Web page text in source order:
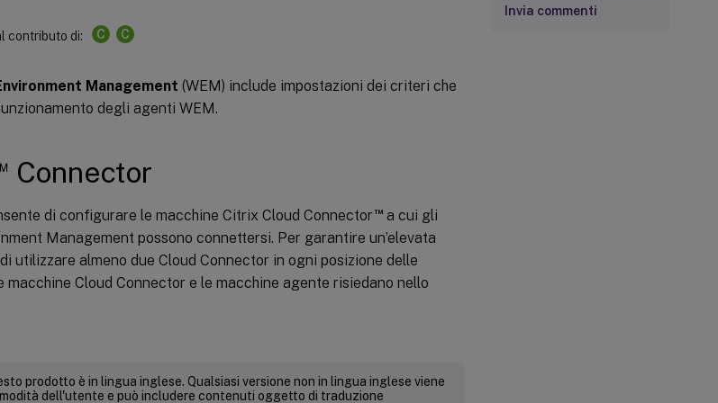
contributo di: C C
Management (WEM) include impostazioni dei criteri che
degli agenti WEM.
Connector
di configurare le macchine Citrix Cloud Connector™a cui gli
Management possono connettersi. Per garantire un’elevata
utilizzare almeno due Cloud Connector in ogni posizione delle
macchine Cloud Connector e le macchine agente risiedano nello
prodotto è in lingua inglese. Qualsiasi versione non in lingua inglese viene
dell'utente e può includere contenuti oggetto di traduzione
Invia commenti